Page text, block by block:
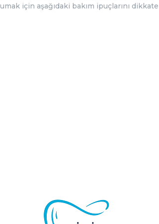
için aşağıdaki bakım ipuçlarını dikkate